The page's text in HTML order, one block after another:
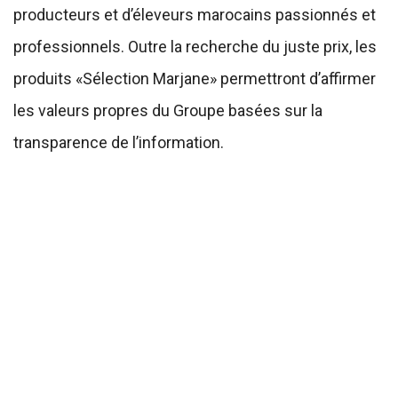
producteurs et d’éleveurs marocains passionnés et
professionnels. Outre la recherche du juste prix, les
produits «Sélection Marjane» permettront d’affirmer
les valeurs propres du Groupe basées sur la
transparence de l’information.